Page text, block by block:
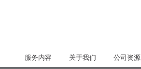
服务内容 关于我们 公司资源